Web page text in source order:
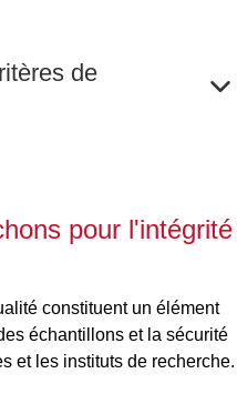
de
pour l'intégrité
constituent un élément
échantillons et la sécurité
et les instituts de recherche.